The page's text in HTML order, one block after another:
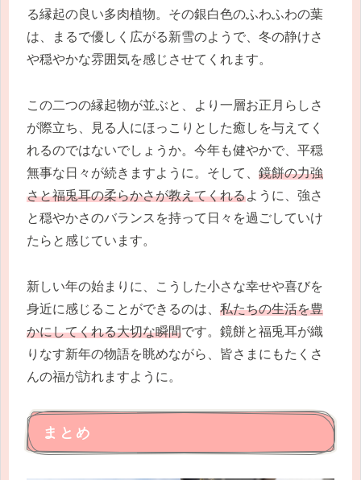
る縁起の良い多肉植物。その銀白色のふわふわの葉
は、まるで優しく広がる新雪のようで、冬の静けさ
や穏やかな雰囲気を感じさせてくれます。
この二つの縁起物が並ぶと、より一層お正月らしさ
が際立ち、見る人にほっこりとした癒しを与えてく
れるのではないでしょうか。今年も健やかで、平穏
無事な日々が続きますように。そして、 鏡餅の力強
さと福兎耳の柔らかさが教えてくれるように、強さ
と穏やかさのバランスを持って日々を過ごしていけ
たらと感じています。
新しい年の始まりに、こうした小さな幸せや喜びを
身近に感じることができるのは、 私たちの生活を豊
かにしてくれる大切な瞬間です。鏡餅と福兎耳が織
りなす新年の物語を眺めながら、皆さまにもたくさ
んの福が訪れますように。
まとめ